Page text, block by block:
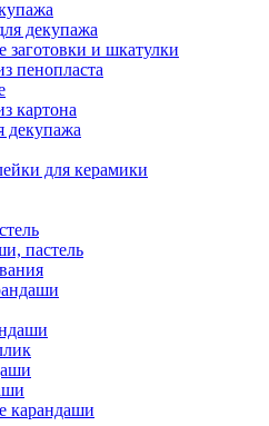
декупажа
заготовки и шкатулки
пенопласта
картона
декупажа
для керамики
пастель
карандаши